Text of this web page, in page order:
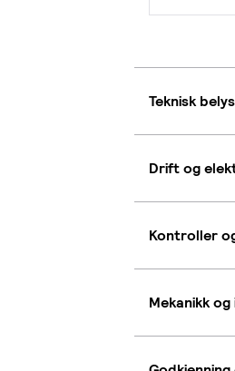
Teknisk
Drift og
Kontroller
Mekanikk